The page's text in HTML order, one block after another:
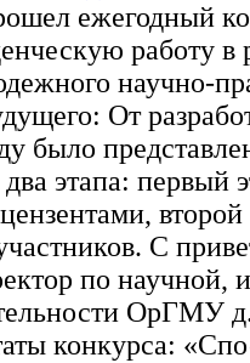
ежегодный
работу в
научно-
От
было
этапа: первый
второй
С
по научной,
ОрГМУ
конкурса: